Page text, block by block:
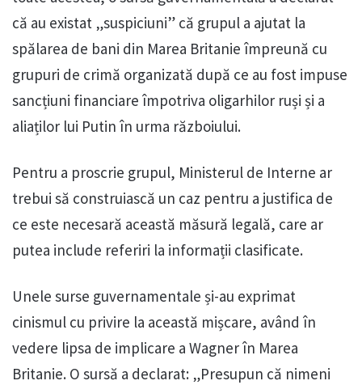
că au existat „suspiciuni” că grupul a ajutat la
spălarea de bani din Marea Britanie împreună cu
grupuri de crimă organizată după ce au fost impuse
sancțiuni financiare împotriva oligarhilor ruși și a
aliaților lui Putin în urma războiului.
Pentru a proscrie grupul, Ministerul de Interne ar
trebui să construiască un caz pentru a justifica de
ce este necesară această măsură legală, care ar
putea include referiri la informații clasificate.
Unele surse guvernamentale și-au exprimat
cinismul cu privire la această mișcare, având în
vedere lipsa de implicare a Wagner în Marea
Britanie. O sursă a declarat: „Presupun că nimeni